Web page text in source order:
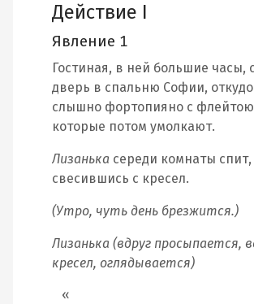
Действие I
Явление 1
Гостиная, в ней большие часы,
дверь в спальню Софии,
слышно фортопияно с
которые потом умолкают.
Лизанька середи комнаты спит,
свесившись с кресел.
(Утро, чуть день брезжится.)
Лизанька (вдруг просыпается,
кресел, оглядывается)